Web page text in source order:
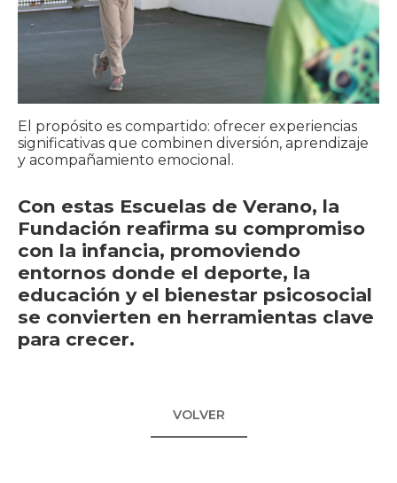
El propósito es compartido: ofrecer experiencias
significativas que combinen diversión, aprendizaje
y acompañamiento emocional.
Con estas Escuelas de Verano, la
Fundación reafirma su compromiso
con la infancia, promoviendo
entornos donde el deporte, la
educación y el bienestar psicosocial
se convierten en herramientas clave
para crecer.
VOLVER